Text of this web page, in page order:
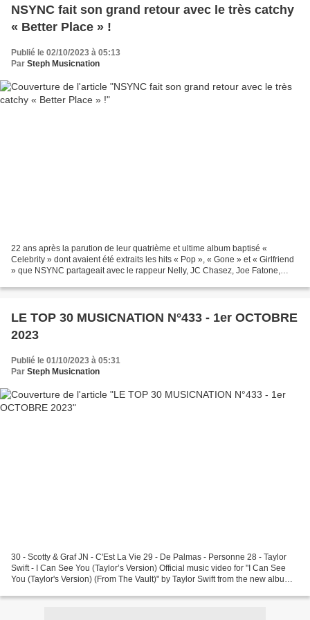
NSYNC fait son grand retour avec le très catchy
« Better Place » !
Publié le 02/10/2023 à 05:13
Par Steph Musicnation
22 ans après la parution de leur quatrième et ultime album baptisé «
Celebrity » dont avaient été extraits les hits « Pop », « Gone » et « Girlfriend
» que NSYNC partageait avec le rappeur Nelly, JC Chasez, Joe Fatone,
LE TOP 30 MUSICNATION N°433 - 1er OCTOBRE
2023
Publié le 01/10/2023 à 05:31
Par Steph Musicnation
30 - Scotty & Graf JN - C'Est La Vie 29 - De Palmas - Personne 28 - Taylor
Swift - I Can See You (Taylor’s Version) Official music video for "I Can See
You (Taylor's Version) (From The Vault)" by Taylor Swift from the new album